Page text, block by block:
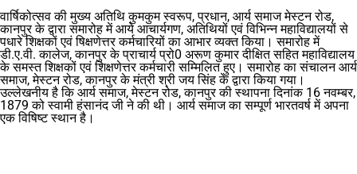
वार्षिकोत्सव की मुख्य अतिथि कुमकुम स्वरूप, प्रधान, आर्य समाज मेस्टन रोड,
कानपुर के द्वारा समारोह में आये आचार्यगण, अतिथियों एवं विभिन्न महाविद्यालयों से
पधारे शिक्षकों एवं षिक्षणेत्तर कर्मचारियों का आभार व्यक्त किया। समारोह में
डी.ए.वी. कालेज, कानपुर के प्राचार्य प्रो0 अरूण कुमार दीक्षित सहित महाविद्यालय
के समस्त शिक्षकों एवं शिक्षणेत्तर कर्मचारी सम्मिलित हुए। समारोह का संचालन आर्य
समाज, मेस्टन रोड, कानपुर के मंत्री श्री जय सिंह के द्वारा किया गया।
उल्लेखनीय है कि आर्य समाज, मेस्टन रोड, कानपुर की स्थापना दिनांक 16 नवम्बर,
1879 को स्वामी हंसानंद जी ने की थी। आर्य समाज का सम्पूर्ण भारतवर्ष में अपना
एक विषिष्ट स्थान है।